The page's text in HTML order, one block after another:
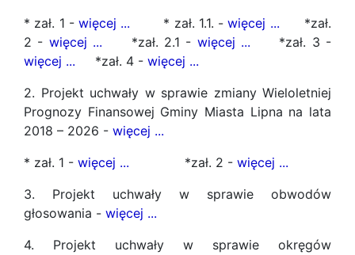
* zał. 1 - więcej ... * zał. 1.1. -więcej ... *zał.
2 - więcej ... *zał. 2.1 - więcej ... *zał. 3 -
więcej ... *zał. 4 - więcej ...
2. Projekt uchwały w sprawie zmiany Wieloletniej
Prognozy Finansowej Gminy Miasta Lipna na lata
2018 – 2026 - więcej ...
* zał. 1 - więcej ... *zał. 2 - więcej ...
3. Projekt uchwały w sprawie obwodów
głosowania - więcej ...
4. Projekt uchwały w sprawie okręgów